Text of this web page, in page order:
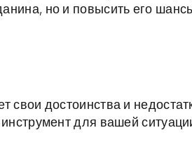
но и повысить его
свои достоинства и
для вашей